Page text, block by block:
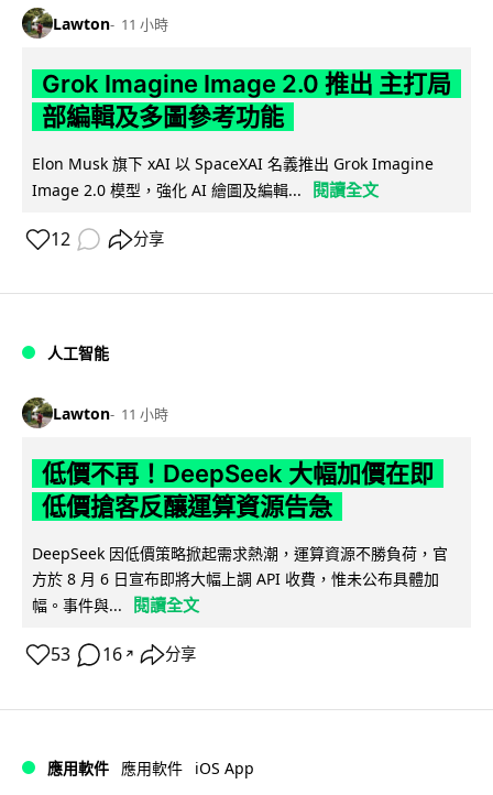
Lawton 11 小時
Grok Imagine Image 2.0 推出 主打局
部編輯及多圖參考功能
Elon Musk 旗下 xAI 以 SpaceXAI 名義推出 Grok Imagine
Image 2.0 模型，強化 AI 繪圖及編輯...
閱讀全文
12 分享
人工智能
Lawton 11 小時
低價不再！DeepSeek 大幅加價在即
低價搶客反釀運算資源告急
DeepSeek 因低價策略掀起需求熱潮，運算資源不勝負荷，官
方於 8 月 6 日宣布即將大幅上調 API 收費，惟未公布具體加
幅。事件與...
閱讀全文
53 16 ↗ 分享
應用軟件 應用軟件 iOS App